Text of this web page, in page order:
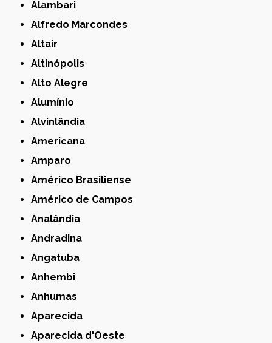
Alambari
Alfredo Marcondes
Altair
Altinópolis
Alto Alegre
Alumínio
Alvinlândia
Americana
Amparo
Américo Brasiliense
Américo de Campos
Analândia
Andradina
Angatuba
Anhembi
Anhumas
Aparecida
Aparecida d'Oeste